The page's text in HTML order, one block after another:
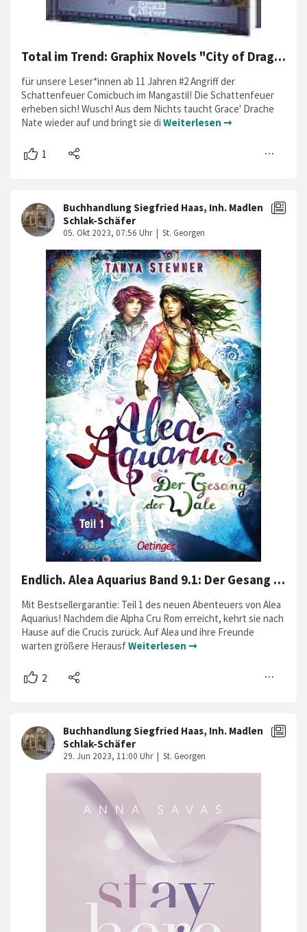
Total im Trend: Graphix Novels "City of Dragons"
für unsere Leser*innen ab 11 Jahren #2 Angriff der
Schattenfeuer Comicbuch im Mangastil! Die Schattenfeuer
erheben sich! Wusch! Aus dem Nichts taucht Grace' Drache
Nate wieder auf und bringt sie di Weiterlesen ➞
Endlich. Alea Aquarius Band 9.1: Der Gesang der Wale
Mit Bestsellergarantie: Teil 1 des neuen Abenteuers von Alea
Aquarius! Nachdem die Alpha Cru Rom erreicht, kehrt sie nach
Hause auf die Crucis zurück. Auf Alea und ihre Freunde
warten größere HerausfWeiterlesen ➞